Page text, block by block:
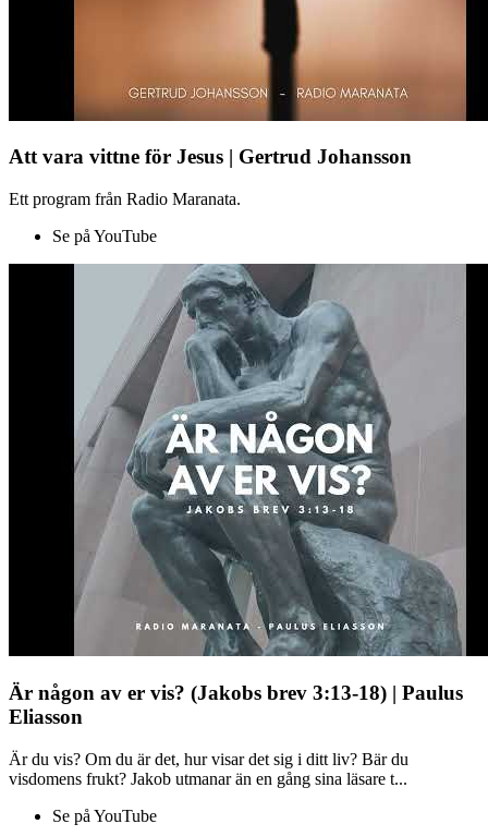
Att vara vittne för Jesus | Gertrud Johansson
Ett program från Radio Maranata.
Se på YouTube
Är någon av er vis? (Jakobs brev 3:13-18) | Paulus
Eliasson
Är du vis? Om du är det, hur visar det sig i ditt liv? Bär du
visdomens frukt? Jakob utmanar än en gång sina läsare t...
Se på YouTube